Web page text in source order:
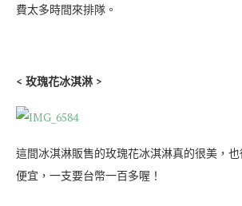
費太多時間來排隊。
< 玫瑰花冰淇淋 >
這間冰淇淋販售的玫瑰花冰淇淋真的很美，
便宜，一支要台幣一百多喔！